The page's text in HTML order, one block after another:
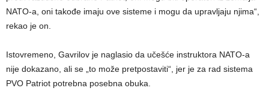
NATO-a, oni takođe imaju ove sisteme i mogu da upravljaju njima“,
rekao je on.
Istovremeno, Gavrilov je naglasio da učešće instruktora NATO-a
nije dokazano, ali se „to može pretpostaviti“, jer je za rad sistema
PVO Patriot potrebna posebna obuka.